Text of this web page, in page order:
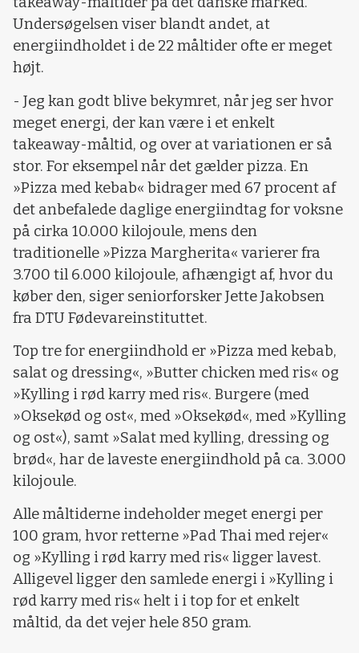
Undersøgelsen viser blandt andet, at
energiindholdet i de 22 måltider ofte er meget
højt.
- Jeg kan godt blive bekymret, når jeg ser hvor
meget energi, der kan være i et enkelt
takeaway-måltid, og over at variationen er så
stor. For eksempel når det gælder pizza. En
»Pizza med kebab« bidrager med 67 procent af
det anbefalede daglige energiindtag for voksne
på cirka 10.000 kilojoule, mens den
traditionelle »Pizza Margherita« varierer fra
3.700 til 6.000 kilojoule, afhængigt af, hvor du
køber den, siger seniorforsker Jette Jakobsen
fra DTU Fødevareinstituttet.
Top tre for energiindhold er »Pizza med kebab,
salat og dressing«, »Butter chicken med ris« og
»Kylling i rød karry med ris«. Burgere (med
»Oksekød og ost«, med »Oksekød«, med »Kylling
og ost«), samt »Salat med kylling, dressing og
brød«, har de laveste energiindhold på ca. 3.000
kilojoule.
Alle måltiderne indeholder meget energi per
100 gram, hvor retterne »Pad Thai med rejer«
og »Kylling i rød karry med ris« ligger lavest.
Alligevel ligger den samlede energi i »Kylling i
rød karry med ris« helt i i top for et enkelt
måltid, da det vejer hele 850 gram.